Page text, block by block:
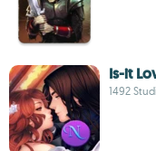
Is-it
1492